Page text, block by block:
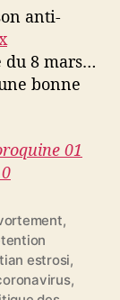
anti-
du 8 mars…
bonne
01
,
estrosi,
,